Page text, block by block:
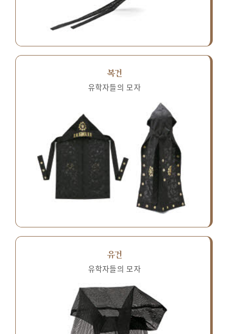
복건
유학자들의 모자
유건
유학자들의 모자